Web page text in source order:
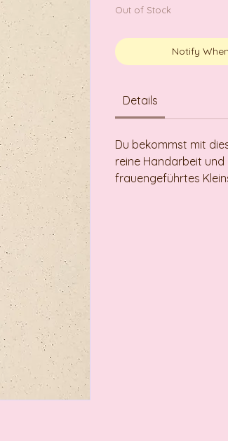
Out of Stock
Notify
Details
Du bekommst mit
reine Handarbeit
frauengeführtes